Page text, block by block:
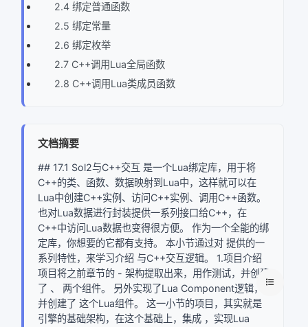
2.4 绑定普通函数
2.5 绑定常量
2.6 绑定枚举
2.7 C++调用Lua全局函数
2.8 C++调用Lua类成员函数
文档摘要
## 17.1 Sol2与C++交互 是一个Lua绑定库，用于将
C++的类、函数、数据映射到Lua中，这样就可以在
Lua中创建C++实例、访问C++实例、调用C++函数。
也对Lua数据进行封装提供一系列接口给C++，在
C++中访问Lua数据也变得很方便。 作为一个全能的绑
定库，你想要的它都有支持。 本小节通过对 提供的一
系列特性，来学习介绍 与C++交互逻辑。 1.项目介绍
项目将之前章节的 - 架构提取出来，用作测试，并创建
了 、 两个组件。 另外实现了Lua Component逻辑，
并创建了 这个Lua组件。 这一小节的项目，其实就是
引擎的基础架构，在这个基础上，集成 ，实现Lua